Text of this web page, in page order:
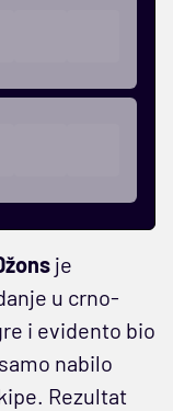
je
u crno-
i evidento bio
nabilo
Rezultat